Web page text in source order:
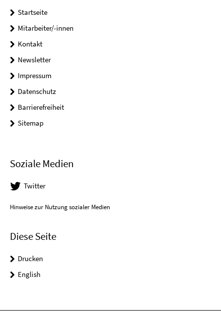
Startseite
Mitarbeiter/-innen
Kontakt
Newsletter
Impressum
Datenschutz
Barrierefreiheit
Sitemap
Soziale Medien
Twitter
Hinweise zur Nutzung sozialer Medien
Diese Seite
Drucken
English